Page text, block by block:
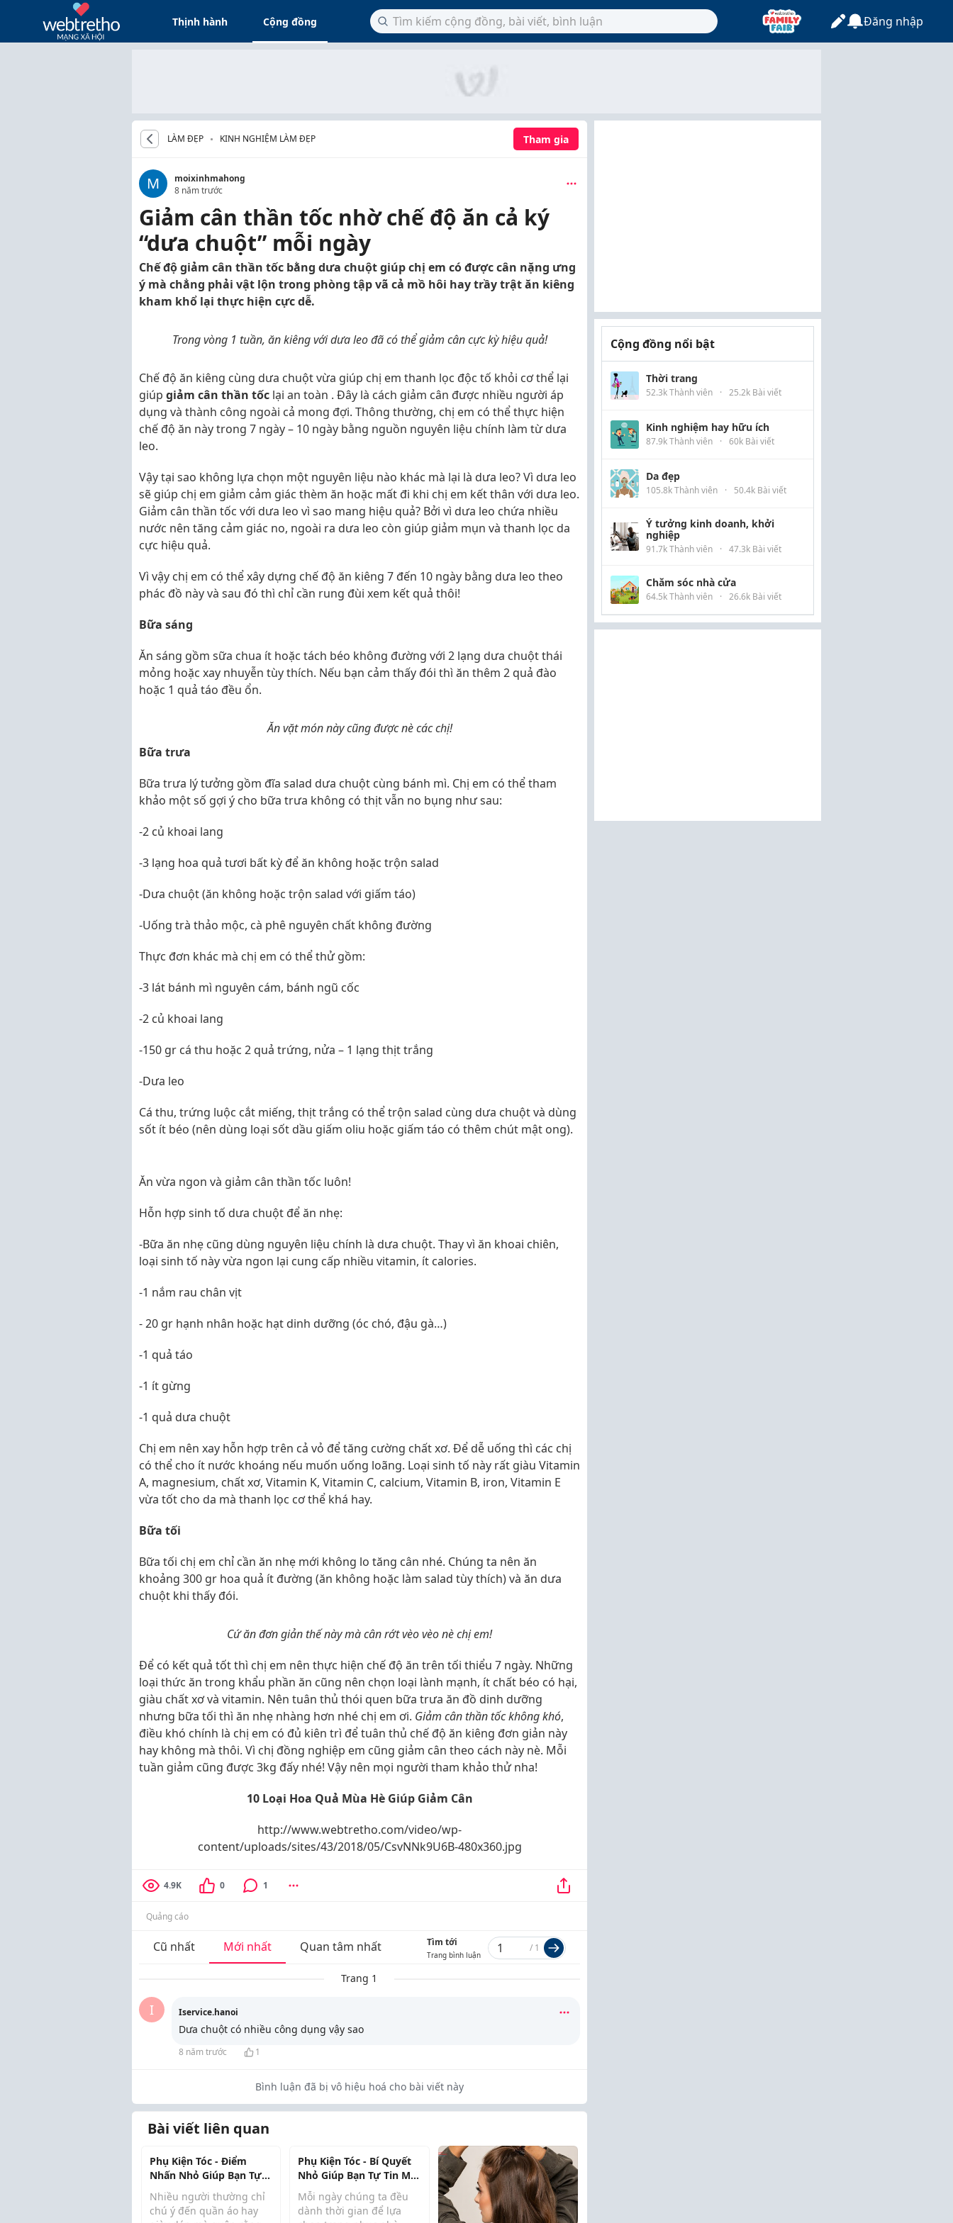
Thịnh hành Cộng đồng Đăng nhập
LÀM ĐẸP KINH NGHIỆM LÀM ĐẸP Tham gia
M
moixinhmahong
8 năm trước
Giảm cân thần tốc nhờ chế độ ăn cả ký
“dưa chuột” mỗi ngày
Chế độ giảm cân thần tốc bằng dưa chuột giúp chị em có được cân nặng ưng
ý mà chẳng phải vật lộn trong phòng tập vã cả mồ hôi hay trầy trật ăn kiêng
kham khổ lại thực hiện cực dễ.
Trong vòng 1 tuần, ăn kiêng với dưa leo đã có thể giảm cân cực kỳ hiệu quả!
Chế độ ăn kiêng cùng dưa chuột vừa giúp chị em thanh lọc độc tố khỏi cơ thể lại
giúp giảm cân thần tốc lại an toàn . Đây là cách giảm cân được nhiều người áp
dụng và thành công ngoài cả mong đợi. Thông thường, chị em có thể thực hiện
chế độ ăn này trong 7 ngày – 10 ngày bằng nguồn nguyên liệu chính làm từ dưa
leo.
Vậy tại sao không lựa chọn một nguyên liệu nào khác mà lại là dưa leo? Vì dưa leo
sẽ giúp chị em giảm cảm giác thèm ăn hoặc mất đi khi chị em kết thân với dưa leo.
Giảm cân thần tốc với dưa leo vì sao mang hiệu quả? Bởi vì dưa leo chứa nhiều
nước nên tăng cảm giác no, ngoài ra dưa leo còn giúp giảm mụn và thanh lọc da
cực hiệu quả.
Vì vậy chị em có thể xây dựng chế độ ăn kiêng 7 đến 10 ngày bằng dưa leo theo
phác đồ này và sau đó thì chỉ cần rung đùi xem kết quả thôi!
Bữa sáng
Ăn sáng gồm sữa chua ít hoặc tách béo không đường với 2 lạng dưa chuột thái
mỏng hoặc xay nhuyễn tùy thích. Nếu bạn cảm thấy đói thì ăn thêm 2 quả đào
hoặc 1 quả táo đều ổn.
Ăn vặt món này cũng được nè các chị!
Bữa trưa
Bữa trưa lý tưởng gồm đĩa salad dưa chuột cùng bánh mì. Chị em có thể tham
khảo một số gợi ý cho bữa trưa không có thịt vẫn no bụng như sau:
-2 củ khoai lang
-3 lạng hoa quả tươi bất kỳ để ăn không hoặc trộn salad
-Dưa chuột (ăn không hoặc trộn salad với giấm táo)
-Uống trà thảo mộc, cà phê nguyên chất không đường
Thực đơn khác mà chị em có thể thử gồm:
-3 lát bánh mì nguyên cám, bánh ngũ cốc
-2 củ khoai lang
-150 gr cá thu hoặc 2 quả trứng, nửa – 1 lạng thịt trắng
-Dưa leo
Cá thu, trứng luộc cắt miếng, thịt trắng có thể trộn salad cùng dưa chuột và dùng
sốt ít béo (nên dùng loại sốt dầu giấm oliu hoặc giấm táo có thêm chút mật ong).
Ăn vừa ngon và giảm cân thần tốc luôn!
Hỗn hợp sinh tố dưa chuột để ăn nhẹ:
-Bữa ăn nhẹ cũng dùng nguyên liệu chính là dưa chuột. Thay vì ăn khoai chiên,
loại sinh tố này vừa ngon lại cung cấp nhiều vitamin, ít calories.
-1 nắm rau chân vịt
- 20 gr hạnh nhân hoặc hạt dinh dưỡng (óc chó, đậu gà…)
-1 quả táo
-1 ít gừng
-1 quả dưa chuột
Chị em nên xay hỗn hợp trên cả vỏ để tăng cường chất xơ. Để dễ uống thì các chị
có thể cho ít nước khoáng nếu muốn uống loãng. Loại sinh tố này rất giàu Vitamin
A, magnesium, chất xơ, Vitamin K, Vitamin C, calcium, Vitamin B, iron, Vitamin E
vừa tốt cho da mà thanh lọc cơ thể khá hay.
Bữa tối
Bữa tối chị em chỉ cần ăn nhẹ mới không lo tăng cân nhé. Chúng ta nên ăn
khoảng 300 gr hoa quả ít đường (ăn không hoặc làm salad tùy thích) và ăn dưa
chuột khi thấy đói.
Cứ ăn đơn giản thế này mà cân rớt vèo vèo nè chị em!
Để có kết quả tốt thì chị em nên thực hiện chế độ ăn trên tối thiểu 7 ngày. Những
loại thức ăn trong khẩu phần ăn cũng nên chọn loại lành mạnh, ít chất béo có hại,
giàu chất xơ và vitamin. Nên tuân thủ thói quen bữa trưa ăn đồ dinh dưỡng
nhưng bữa tối thì ăn nhẹ nhàng hơn nhé chị em ơi. Giảm cân thần tốc không khó,
điều khó chính là chị em có đủ kiên trì để tuân thủ chế độ ăn kiêng đơn giản này
hay không mà thôi. Vì chị đồng nghiệp em cũng giảm cân theo cách này nè. Mỗi
tuần giảm cũng được 3kg đấy nhé! Vậy nên mọi người tham khảo thử nha!
10 Loại Hoa Quả Mùa Hè Giúp Giảm Cân
http://www.webtretho.com/video/wp-
content/uploads/sites/43/2018/05/CsvNNk9U6B-480x360.jpg
4.9K 0 1
Quảng cáo
Cũ nhất Mới nhất Quan tâm nhất Tìm tới
Trang bình luận
/ 1
Trang 1
I Iservice.hanoi
Dưa chuột có nhiều công dụng vậy sao
8 năm trước 1
Bình luận đã bị vô hiệu hoá cho bài viết này
Bài viết liên quan
Phụ Kiện Tóc - Điểm
Nhấn Nhỏ Giúp Bạn Tự
Tin Mỗi Ngày
Nhiều người thường chỉ
chú ý đến quần áo hay
Phụ Kiện Tóc - Bí Quyết
Nhỏ Giúp Bạn Tự Tin Mỗi
Ngày
Mỗi ngày chúng ta đều
dành thời gian để lựa
Cộng đồng nổi bật
Thời trang
52.3k Thành viên · 25.2k Bài viết
Kinh nghiệm hay hữu ích
87.9k Thành viên · 60k Bài viết
Da đẹp
105.8k Thành viên · 50.4k Bài viết
Ý tưởng kinh doanh, khởi
nghiệp
91.7k Thành viên · 47.3k Bài viết
Chăm sóc nhà cửa
64.5k Thành viên · 26.6k Bài viết